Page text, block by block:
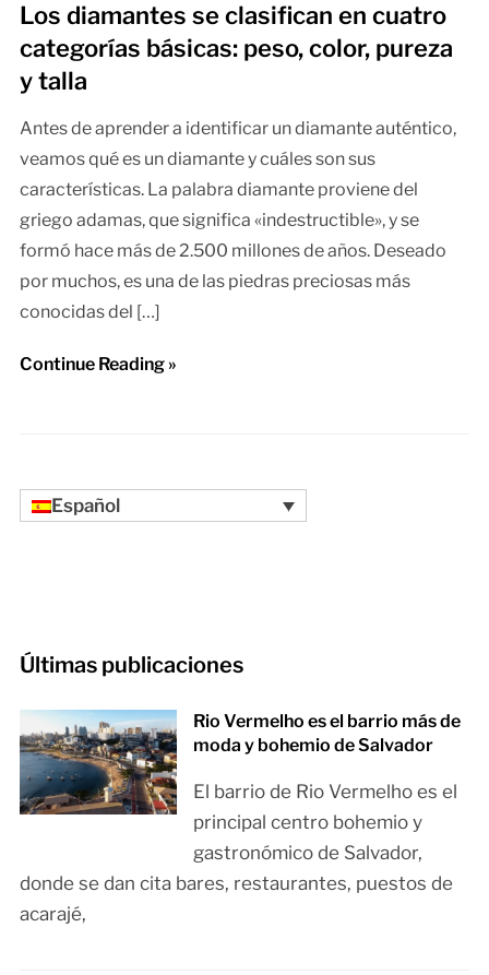
Los diamantes se clasifican en cuatro
categorías básicas: peso, color, pureza
y talla
Antes de aprender a identificar un diamante auténtico,
veamos qué es un diamante y cuáles son sus
características. La palabra diamante proviene del
griego adamas, que significa «indestructible», y se
formó hace más de 2.500 millones de años. Deseado
por muchos, es una de las piedras preciosas más
conocidas del […]
Continue Reading »
Español
Últimas publicaciones
Rio Vermelho es el barrio más de
moda y bohemio de Salvador
El barrio de Rio Vermelho es el
principal centro bohemio y
gastronómico de Salvador,
donde se dan cita bares, restaurantes, puestos de
acarajé,